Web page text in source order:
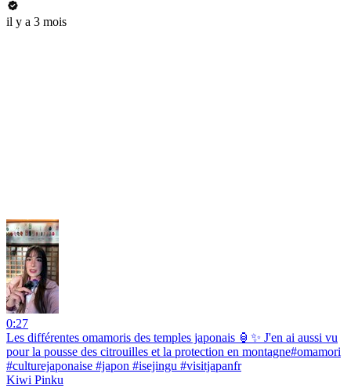
il y a 3 mois
0:27
Les différentes omamoris des temples japonais 🏮✨ J'en ai aussi vu
pour la pousse des citrouilles et la protection en montagne#omamori
#culturejaponaise #japon #isejingu #visitjapanfr
Kiwi Pinku